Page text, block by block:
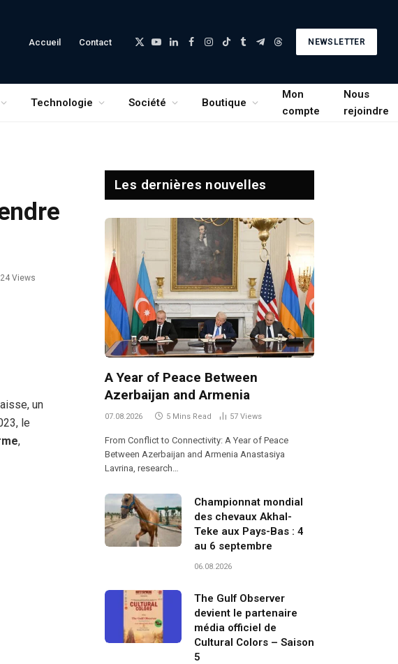
Accueil Contact
X
YouTube
LinkedInFacebook
Instagram
TikTokTumblrTelegramThreads
NEWSLETTER
Technologie Société Boutique
Mon
compte
Nous
rejoindre
Views
un
le
,
Les dernières nouvelles
A Year of Peace Between
Azerbaijan and Armenia
07.08.2026 5 Mins Read 57 Views
From Conflict to Connectivity: A Year of Peace
Between Azerbaijan and Armenia Anastasiya
Lavrina, research…
Championnat mondial
des chevaux Akhal-
Teke aux Pays-Bas : 4
au 6 septembre
06.08.2026
The Gulf Observer
devient le partenaire
média officiel de
Cultural Colors – Saison
5